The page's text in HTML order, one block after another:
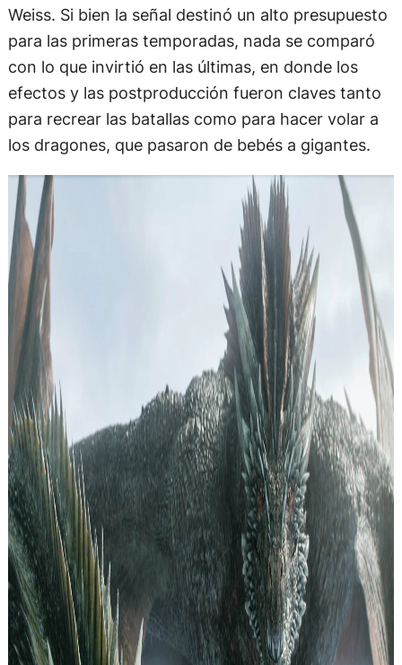
Weiss. Si bien la señal destinó un alto presupuesto
para las primeras temporadas, nada se comparó
con lo que invirtió en las últimas, en donde los
efectos y las postproducción fueron claves tanto
para recrear las batallas como para hacer volar a
los dragones, que pasaron de bebés a gigantes.